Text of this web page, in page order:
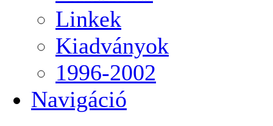
Linkek
Kiadványok
1996-2002
Navigáció